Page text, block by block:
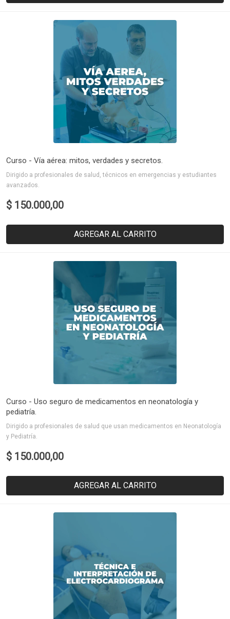
Curso - Vía aérea: mitos, verdades y secretos.
Dirigido a profesionales de salud, técnicos en emergencias y estudiantes
avanzados.
$ 150.000,00
AGREGAR AL CARRITO
Curso - Uso seguro de medicamentos en neonatología y
pediatría.
Dirigido a profesionales de salud que usan medicamentos en Neonatología
y Pediatría.
$ 150.000,00
AGREGAR AL CARRITO